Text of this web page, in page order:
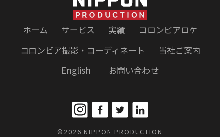
ホーム サービス 実績
コロンビアロケ
コロンビア撮影・コーディネート
当社ご案内
English
お問い合わせ
©2026 NIPPON PRODUCTION